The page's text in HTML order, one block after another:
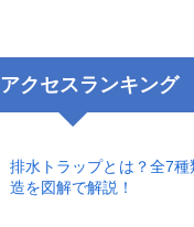
アクセスランキング
排水トラップとは？全7
造を図解で解説！